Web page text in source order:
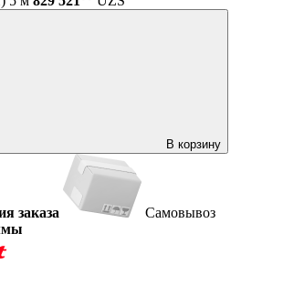
В корзину
заказа
Самовывоз